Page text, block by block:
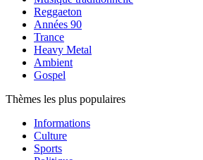
Reggaeton
Années 90
Trance
Heavy Metal
Ambient
Gospel
Thèmes les plus populaires
Informations
Culture
Sports